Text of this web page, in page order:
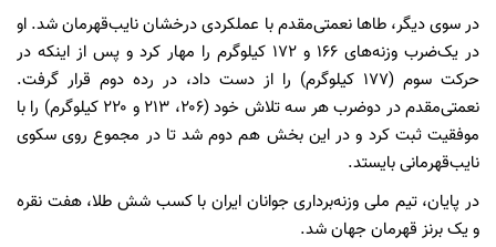
در سوی دیگر، طاها نعمتی‌مقدم با عملکردی درخشان نایب‌قهرمان شد. او
در یک‌ضرب وزنه‌های ۱۶۶ و ۱۷۲ کیلوگرم را مهار کرد و پس از اینکه در
حرکت سوم (۱۷۷ کیلوگرم) را از دست داد، در رده دوم قرار گرفت.
نعمتی‌مقدم در دوضرب هر سه تلاش خود (۲۰۶، ۲۱۳ و ۲۲۰ کیلوگرم) را با
موفقیت ثبت کرد و در این بخش هم دوم شد تا در مجموع روی سکوی
نایب‌قهرمانی بایستد.
در پایان، تیم ملی وزنه‌برداری جوانان ایران با کسب شش طلا، هفت نقره
و یک برنز قهرمان جهان شد.